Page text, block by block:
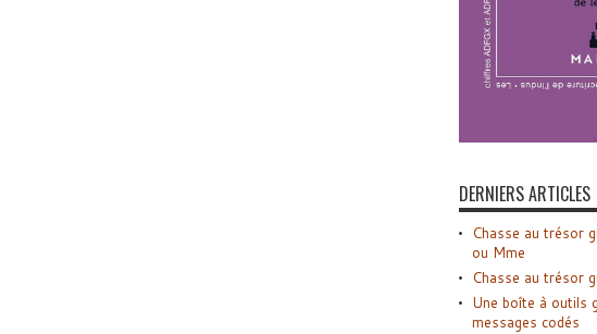
DERNIERS ARTICLES
Chasse au trésor
ou Mme
Chasse au trésor
Une boîte à outils
messages codés